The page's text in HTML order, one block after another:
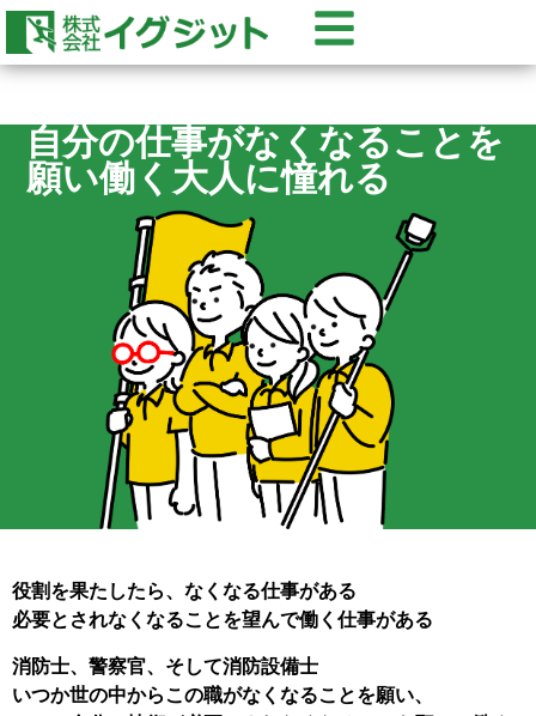
自分の仕事がなくなることを
願い働く大人に憧れる
役割を果たしたら、なくなる仕事がある
必要とされなくなることを望んで働く仕事がある
消防士、警察官、そして消防設備士
いつか世の中からこの職がなくなることを願い、